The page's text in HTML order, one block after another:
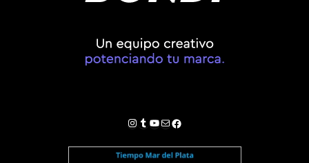
Instagram
Tumblr
YouTube
Correo electrónico
Facebook